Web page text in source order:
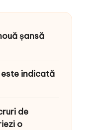
șansă
indicată
de
o